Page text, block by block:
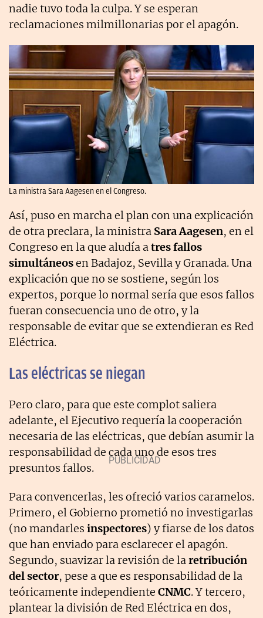
nadie tuvo toda la culpa. Y se esperan
reclamaciones milmillonarias por el apagón.
La ministra Sara Aagesen en el Congreso.
Así, puso en marcha el plan con una explicación
de otra preclara, la ministra Sara Aagesen, en el
Congreso en la que aludía a tres fallos
simultáneosen Badajoz, Sevilla y Granada. Una
explicación que no se sostiene, según los
expertos, porque lo normal sería que esos fallos
fueran consecuencia uno de otro, y la
responsable de evitar que se extendieran es Red
Eléctrica.
Las eléctricas se niegan
Pero claro, para que este complot saliera
adelante, el Ejecutivo requería la cooperación
necesaria de las eléctricas, que debían asumir la
responsabilidad de cada uno de esos tres
presuntos fallos.
Para convencerlas, les ofreció varios caramelos.
Primero, el Gobierno prometió no investigarlas
(no mandarles inspectores) y fiarse de los datos
que han enviado para esclarecer el apagón.
Segundo, suavizar la revisión de la retribución
del sector, pese a que es responsabilidad de la
teóricamente independiente CNMC. Y tercero,
plantear la división de Red Eléctrica en dos,